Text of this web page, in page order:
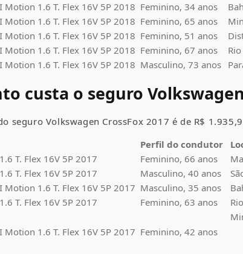
I Motion 1.6 T. Flex 16V 5P 2018 Feminino, 34 anos
I Motion 1.6 T. Flex 16V 5P 2018 Feminino, 65 anos
I Motion 1.6 T. Flex 16V 5P 2018 Feminino, 51 anos
I Motion 1.6 T. Flex 16V 5P 2018 Feminino, 67 anos
I Motion 1.6 T. Flex 16V 5P 2018 Masculino, 73 anos
custa o seguro
seguro Volkswagen CrossFox 2017 é de R$
Perfil do condutor
1.6 T. Flex 16V 5P 2017 Feminino, 66 anos
1.6 T. Flex 16V 5P 2017 Masculino, 40 anos
I Motion 1.6 T. Flex 16V 5P 2017 Masculino, 35 anos
1.6 T. Flex 16V 5P 2017 Feminino, 63 anos
I Motion 1.6 T. Flex 16V 5P 2017 Feminino, 42 anos